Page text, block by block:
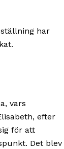
har
vars
efter
för att
Det blev